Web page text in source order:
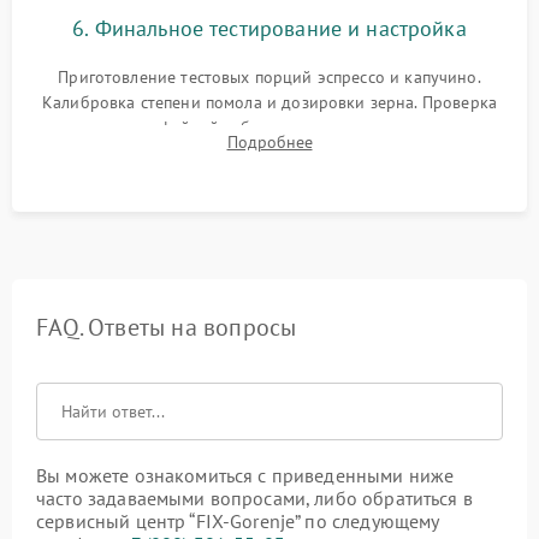
6. Финальное тестирование и настройка
Приготовление тестовых порций эспрессо и капучино.
Калибровка степени помола и дозировки зерна. Проверка
плотности кофейной таблетки, температуры напитка и
качества молочной пены. Контроль отсутствия посторонних
Подробнее
FAQ. Ответы на вопросы
Вы можете ознакомиться с приведенными ниже
часто задаваемыми вопросами, либо обратиться в
сервисный центр “FIX-Gorenje” по следующему